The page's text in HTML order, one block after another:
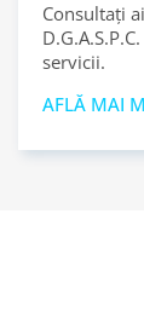
Consultați
servicii.
AFLĂ MAI